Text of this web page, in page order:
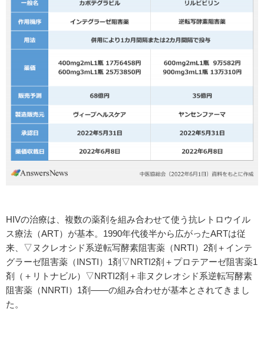
HIVの治療は、複数の薬剤を組み合わせて使う抗レトロウイル
ス療法（ART）が基本。1990年代後半から広がったARTは従
来、▽ヌクレオシド系逆転写酵素阻害薬（NRTI）2剤＋インテ
グラーゼ阻害薬（INSTI）1剤▽NRTI2剤＋プロテアーゼ阻害薬1
剤（＋リトナビル）▽NRTI2剤＋非ヌクレオシド系逆転写酵素
阻害薬（NNRTI）1剤――の組み合わせが基本とされてきまし
た。